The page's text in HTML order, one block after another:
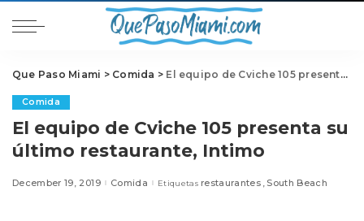
Que Paso Miami > Comida > El equipo de Cviche 105 presenta su último restaurante, Intimo
Comida
El equipo de Cviche 105 presenta su
último restaurante, Intimo
December 19, 2019 Comida Etiquetas restaurantes South Beach